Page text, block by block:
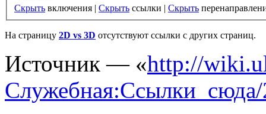
Скрыть включения | Скрыть ссылки | Скрыть
На страницу 2D vs 3D отсутствуют ссылки с других страниц.
Источник — «http://